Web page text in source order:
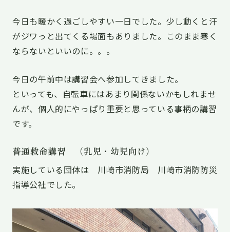
今日も暖かく過ごしやすい一日でした。少し動くと汗
がジワっと出てくる場面もありました。このまま寒く
ならないといいのに。。。
今日の午前中は講習会へ参加してきました。
といっても、自転車にはあまり関係ないかもしれませ
んが、個人的にやっぱり重要と思っている事柄の講習
です。
普通救命講習 （乳児・幼児向け）
実施している団体は 川崎市消防局 川崎市消防防災
指導公社でした。